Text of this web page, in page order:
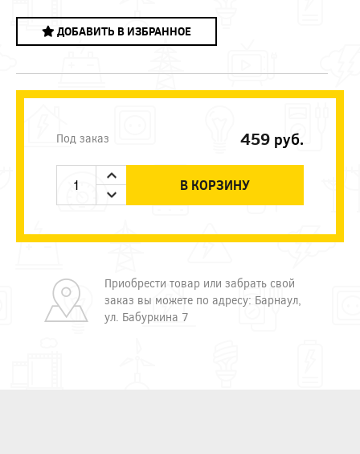
ДОБАВИТЬ В ИЗБРАННОЕ
Под заказ 459 руб.
В КОРЗИНУ
Приобрести товар или забрать свой
заказ вы можете по адресу: Барнаул,
ул. Бабуркина 7